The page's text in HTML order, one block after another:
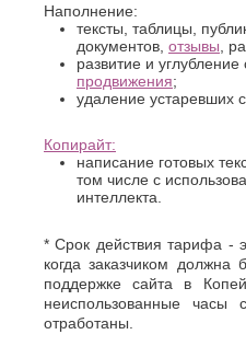
Копейск
Кострома
Красногорск
Краснодар
Курган
Л
Липецк
Люберцы
М
Магнитогорск
Майкоп
Махачкала
Миасс
Ульяновск
Уфа
Х
Хасавюрт
Химки
Ч
Чебоксары
Челябинск
Череповец
Черкесск
Наполнение:
тексты, таблицы,
документов, отзывы ,
развитие и
продвижения;
удаление устаревших
Копирайт:
написание готовых
том числе с
интеллекта.
* Срок действия тарифа -
когда заказчиком должна
поддержке сайта в
неиспользованные
отработаны.